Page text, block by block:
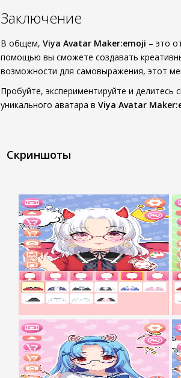
Заключение
В общем, Viya Avatar Maker:emoji – это
помощью вы сможете создавать
возможности для самовыражения, этот
Пробуйте, экспериментируйте и
уникального аватара в Viya Avatar
Скриншоты